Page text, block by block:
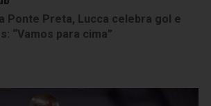
Ponte Preta, Lucca celebra gol e
“Vamos para cima”